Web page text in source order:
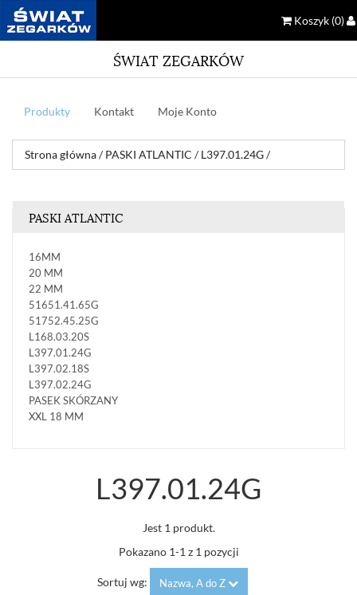
Koszyk (0)
ŚWIAT ZEGARKÓW
Produkty Kontakt Moje Konto
Strona główna/ PASKI ATLANTIC / L397.01.24G/
PASKI ATLANTIC
16MM
20 MM
22 MM
51651.41.65G
51752.45.25G
L168.03.20S
L397.01.24G
L397.02.18S
L397.02.24G
PASEK SKÓRZANY
XXL 18 MM
L397.01.24G
Jest 1 produkt.
Pokazano 1-1 z 1 pozycji
Sortuj wg: Nazwa, A do Z